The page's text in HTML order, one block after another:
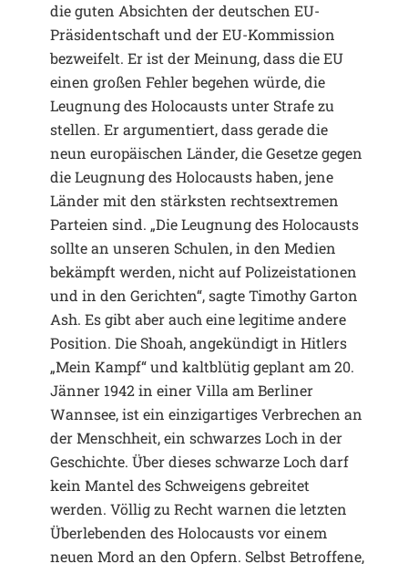
die guten Absichten der deutschen EU-
Präsidentschaft und der EU-Kommission
bezweifelt. Er ist der Meinung, dass die EU
einen großen Fehler begehen würde, die
Leugnung des Holocausts unter Strafe zu
stellen. Er argumentiert, dass gerade die
neun europäischen Länder, die Gesetze gegen
die Leugnung des Holocausts haben, jene
Länder mit den stärksten rechtsextremen
Parteien sind. „Die Leugnung des Holocausts
sollte an unseren Schulen, in den Medien
bekämpft werden, nicht auf Polizeistationen
und in den Gerichten“, sagte Timothy Garton
Ash. Es gibt aber auch eine legitime andere
Position. Die Shoah, angekündigt in Hitlers
„Mein Kampf“ und kaltblütig geplant am 20.
Jänner 1942 in einer Villa am Berliner
Wannsee, ist ein einzigartiges Verbrechen an
der Menschheit, ein schwarzes Loch in der
Geschichte. Über dieses schwarze Loch darf
kein Mantel des Schweigens gebreitet
werden. Völlig zu Recht warnen die letzten
Überlebenden des Holocausts vor einem
neuen Mord an den Opfern. Selbst Betroffene,